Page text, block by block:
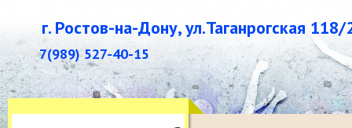
г. Ростов-на-Дону, ул.Таганрогская 118/
7(989) 527-40-15